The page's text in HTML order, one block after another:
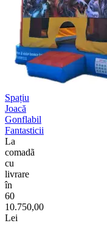
Spațiu
Joacă
Gonflabil
Fantasticii
La
comadã
cu
livrare
în
60
10.750,00
Lei